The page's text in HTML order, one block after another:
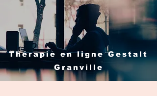
Thérapie en ligne Gestalt
Granville